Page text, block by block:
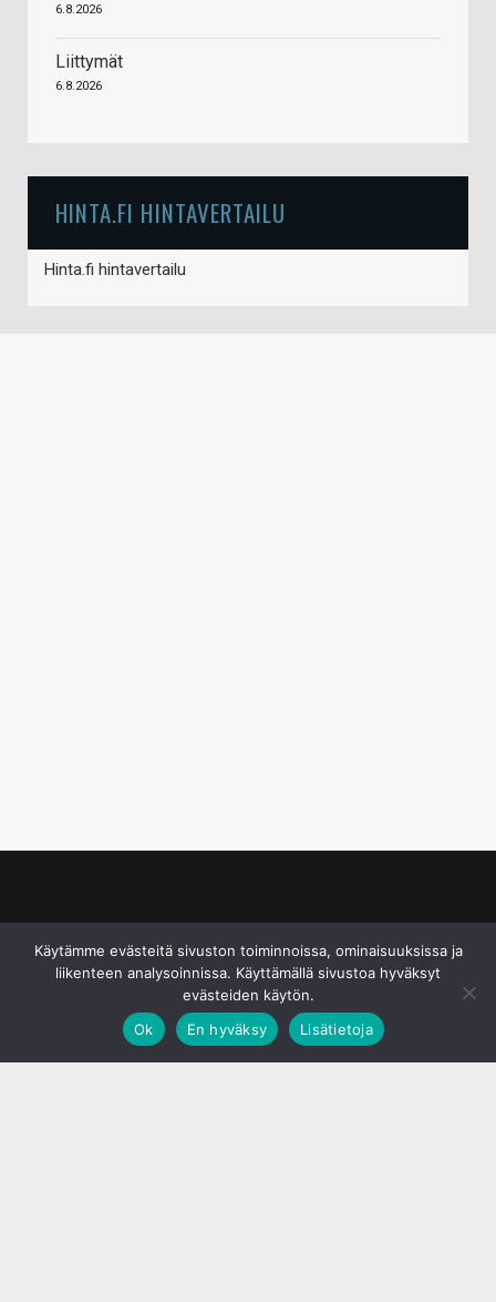
6.8.2026
Liittymät
6.8.2026
HINTA.FI HINTAVERTAILU
Hinta.fi hintavertailu
Käytämme evästeitä sivuston toiminnoissa, ominaisuuksissa ja
liikenteen analysoinnissa. Käyttämällä sivustoa hyväksyt
evästeiden käytön.
Ok
En hyväksy Lisätietoja